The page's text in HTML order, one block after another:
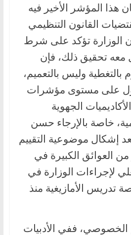
وإذا كان هذا المؤشر الأخير فيه
القانون التنظيمي
الوزارة تؤكد على شرط
تحقيق ذلك، فإن
بالتغطية وليس بالتعميم،
على مستوى مؤشرات
الجهوية
خاصة بالإرجاء حسن
إشكال موضوعية التقييم
العوائق الكبيرة في
لإجراءات الوزارة في
تدريس الأمازيغية منذ
الخصوصي، ففي الأدبيات